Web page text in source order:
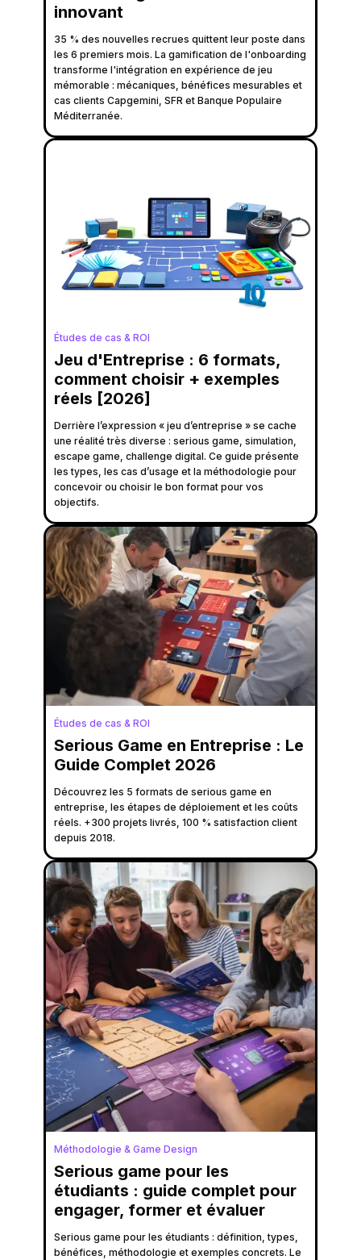
innovant
35 % des nouvelles recrues quittent leur poste dans
les 6 premiers mois. La gamification de l'onboarding
transforme l'intégration en expérience de jeu
mémorable : mécaniques, bénéfices mesurables et
cas clients Capgemini, SFR et Banque Populaire
Méditerranée.
Études de cas & ROI
Jeu d'Entreprise : 6 formats,
comment choisir + exemples
réels [2026]
Derrière l’expression « jeu d’entreprise » se cache
une réalité très diverse : serious game, simulation,
escape game, challenge digital. Ce guide présente
les types, les cas d’usage et la méthodologie pour
concevoir ou choisir le bon format pour vos
objectifs.
Études de cas & ROI
Serious Game en Entreprise : Le
Guide Complet 2026
Découvrez les 5 formats de serious game en
entreprise, les étapes de déploiement et les coûts
réels. +300 projets livrés, 100 % satisfaction client
depuis 2018.
Méthodologie & Game Design
Serious game pour les
étudiants : guide complet pour
engager, former et évaluer
Serious game pour les étudiants : définition, types,
bénéfices, méthodologie et exemples concrets. Le